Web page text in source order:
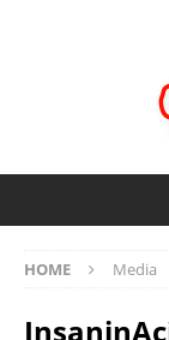
HOME Media